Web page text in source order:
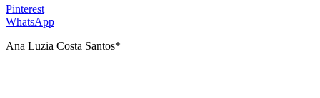
Pinterest
WhatsApp
Ana Luzia Costa Santos*